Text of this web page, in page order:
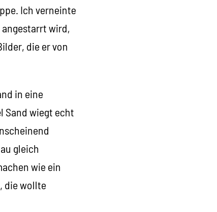
Ich verneinte
wird,
die er von
in eine
Sand wiegt echt
gleich
wie ein
die wollte